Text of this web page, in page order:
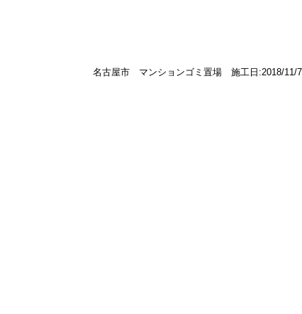
名古屋市 マンションゴミ置場 施工日:2018/11/7